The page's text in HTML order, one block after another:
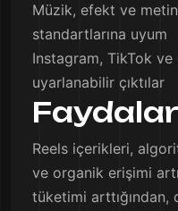
Müzik, efekt ve
standartlarına uyum
Instagram, TikTok
uyarlanabilir çıktılar
Faydalar
Reels içerikleri,
ve organik erişimi
tüketimi arttığından,